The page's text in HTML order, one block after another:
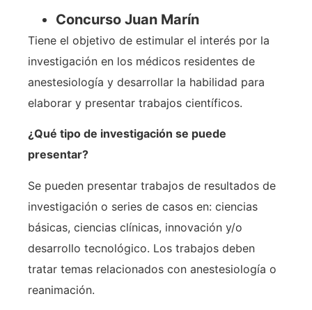
Concurso Juan Marín
Tiene el objetivo de estimular el interés por la
investigación en los médicos residentes de
anestesiología y desarrollar la habilidad para
elaborar y presentar trabajos científicos.
¿Qué tipo de investigación se puede
presentar?
Se pueden presentar trabajos de resultados de
investigación o series de casos en: ciencias
básicas, ciencias clínicas, innovación y/o
desarrollo tecnológico. Los trabajos deben
tratar temas relacionados con anestesiología o
reanimación.